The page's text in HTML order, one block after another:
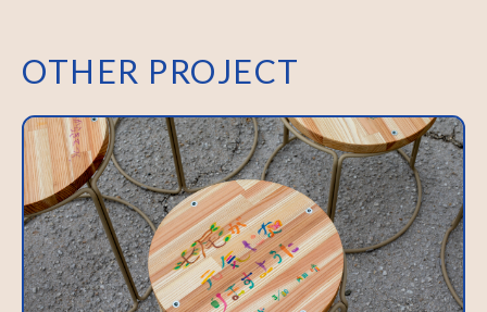
OTHER PROJECT